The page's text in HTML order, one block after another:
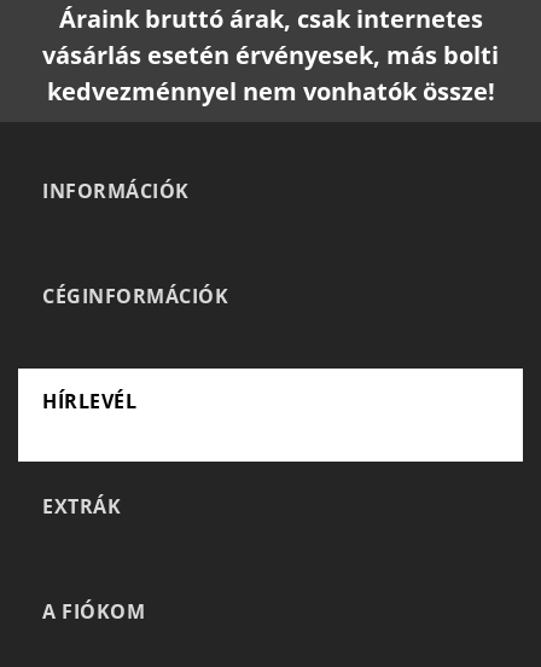
Áraink bruttó árak, csak internetes
vásárlás esetén érvényesek, más bolti
kedvezménnyel nem vonhatók össze!
INFORMÁCIÓK
CÉGINFORMÁCIÓK
HÍRLEVÉL
EXTRÁK
A FIÓKOM